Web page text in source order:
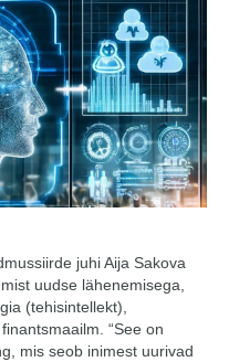
juhi Aija Sakova
uudse lähenemisega,
(tehisintellekt),
“See on
mis seob inimest uurivad